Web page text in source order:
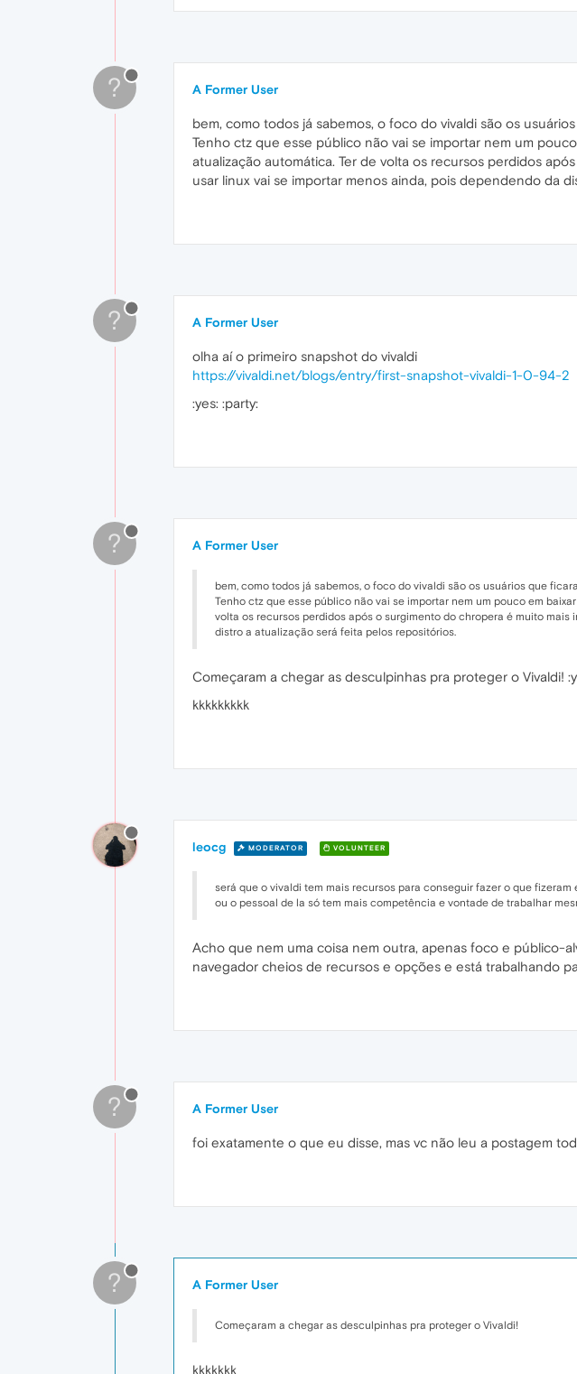
? A Former User
bem, como todos já sabemos, o foco do vivaldi são os
Tenho ctz que esse público não vai se importar nem um
atualização automática. Ter de volta os recursos perdidos
usar linux vai se importar menos ainda, pois dependendo da
? A Former User
olha aí o primeiro snapshot do vivaldi
https://vivaldi.net/blogs/entry/first-snapshot-vivaldi-1-0-94-2
:yes: :party:
? A Former User
bem, como todos já sabemos, o foco do vivaldi são os usuários que
Tenho ctz que esse público não vai se importar nem um pouco em
volta os recursos perdidos após o surgimento do chropera é muito
distro a atualização será feita pelos repositórios.
Começaram a chegar as desculpinhas pra proteger o Vivaldi!
kkkkkkkkk
leocg MODERATOR VOLUNTEER
será que o vivaldi tem mais recursos para conseguir fazer o que fizeram
ou o pessoal de la só tem mais competência e vontade de trabalhar
Acho que nem uma coisa nem outra, apenas foco e público-
navegador cheios de recursos e opções e está trabalhando
? A Former User
foi exatamente o que eu disse, mas vc não leu a postagem
? A Former User
Começaram a chegar as desculpinhas pra proteger o Vivaldi!
kkkkkkk